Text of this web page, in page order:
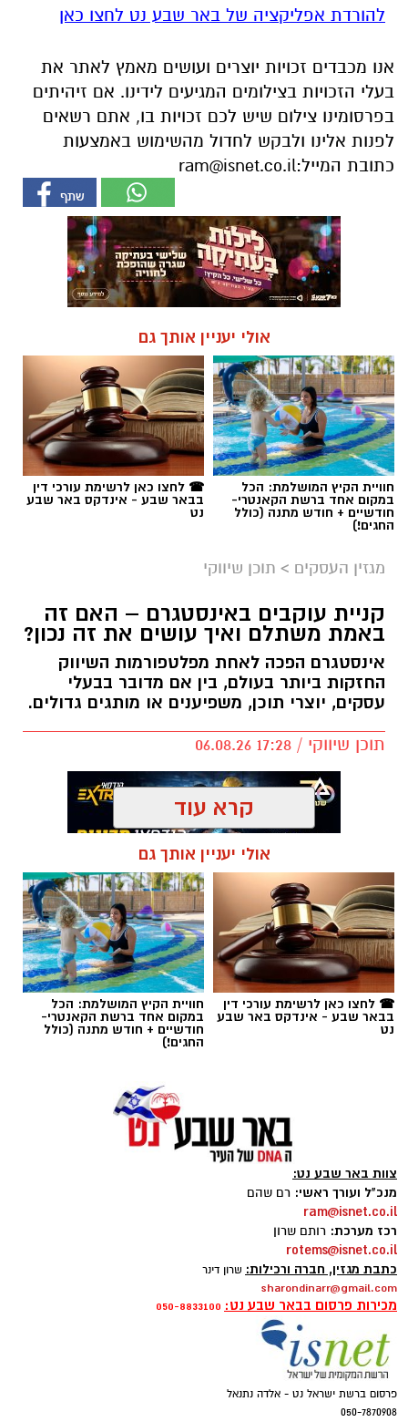
להורדת אפליקציה של באר שבע נט לחצו כאן
אנו מכבדים זכויות יוצרים ועושים מאמץ לאתר את
בעלי הזכויות בצילומים המגיעים לידינו. אם זיהיתים
בפרסומינו צילום שיש לכם זכויות בו, אתם רשאים
לפנות אלינו ולבקש לחדול מהשימוש באמצעות
כתובת המייל:ram@isnet.co.il
אולי יעניין אותך גם
חוויית הקיץ המושלמת: הכל
במקום אחד ברשת הקאנטרי-
חודשיים + חודש מתנה (כולל
החגים!)
☎ לחצו כאן לרשימת עורכי דין
בבאר שבע - אינדקס באר שבע
נט
מגזין העסקים > תוכן שיווקי
קניית עוקבים באינסטגרם – האם זה
באמת משתלם ואיך עושים את זה נכון?
אינסטגרם הפכה לאחת מפלטפורמות השיווק
החזקות ביותר בעולם, בין אם מדובר בבעלי
עסקים, יוצרי תוכן, משפיענים או מותגים גדולים.
תוכן שיווקי / 17:28 06.08.26
תגים: קניית עוקבים באינסטגרם
magnific
אחד הדברים הראשונים שכל גולש בודק כשהוא
נכנס לפרופיל הוא מספר העוקבים. לכן, לא מעט
אנשים מחפשים פתרונות שיסייעו להם להגדיל את
החשבון במהירות, כאשר אחת האפשרויות
הפופולריות היאקניית עוקבים באינסטגרם
אבל האם מדובר במהלך חכם? האם הוא באמת
יכול לעזור לצמיחת החשבון, ומה חשוב לבדוק לפני
קרא עוד
אולי יעניין אותך גם
☎ לחצו כאן לרשימת עורכי דין
בבאר שבע - אינדקס באר שבע
נט
חוויית הקיץ המושלמת: הכל
במקום אחד ברשת הקאנטרי-
חודשיים + חודש מתנה (כולל
החגים!)
צוות באר שבע נט:
מנכ"ל ועורך ראשי: רם שהם
ram@isnet.co.il
רכז מערכת: רותם שרון
rotems@isnet.co.il
כתבת מגזין, חברה ורכילות: שרון דינר
sharondinarr@gmail.com
מכירות פרסום בבאר שבע נט: 050-8833100
פרסום ברשת ישראל נט - אלדה נתנאל
050-7870908